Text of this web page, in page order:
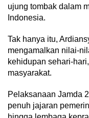
ujung tombak dalam
Indonesia.
Tak hanya itu,
mengamalkan nilai-
kehidupan sehari-
masyarakat.
Pelaksanaan Jamda
penuh jajaran